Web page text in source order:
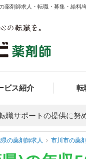
薬剤師求人・転職・募集・給料/
ビス紹介 転
職サポートの提供に努
の薬剤師求人 市川市の薬